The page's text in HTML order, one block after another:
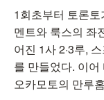
1회초부터 토론
멘트와 룩스의 좌
어진 1사 2·3루,
를 만들었다. 이
오카모토의 만루